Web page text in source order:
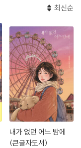
최신순
내가 없던 어느 밤에
(큰글자도서)